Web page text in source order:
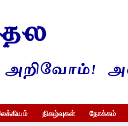
நிகழ்வுகள் நோக்கம்